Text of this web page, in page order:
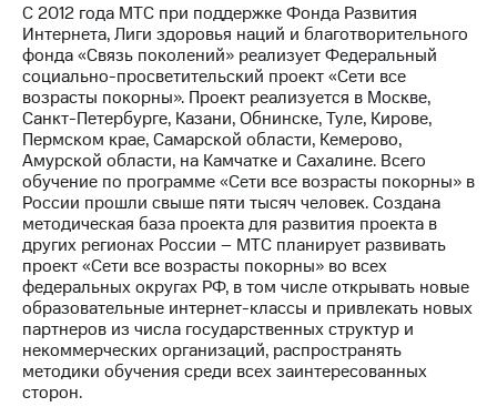
Описание
Еврооблигации-2023
Уведомление
о
погашении
именных
облигаций
Другое
Регистратор
Реквизиты
Контакты
развитие
деловая этика
На главную
С 2012 года МТС при поддержке Фонда Развития
Интернета, Лиги здоровья наций и благотворительного
фонда «Связь поколений» реализует Федеральный
социально-просветительский проект «Сети все
возрасты покорны». Проект реализуется в Москве,
Санкт-Петербурге, Казани, Обнинске, Туле, Кирове,
Пермском крае, Самарской области, Кемерово,
Амурской области, на Камчатке и Сахалине. Всего
обучение по программе «Сети все возрасты покорны» в
России прошли свыше пяти тысяч человек. Создана
методическая база проекта для развития проекта в
других регионах России – МТС планирует развивать
проект «Сети все возрасты покорны» во всех
федеральных округах РФ, в том числе открывать новые
образовательные интернет-классы и привлекать новых
партнеров из числа государственных структур и
некоммерческих организаций, распространять
методики обучения среди всех заинтересованных
сторон.